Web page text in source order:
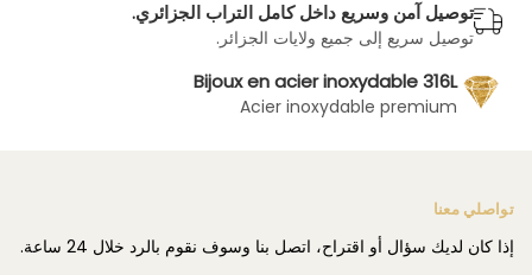
توصيل آمن وسريع داخل كامل التراب الجزائري.
توصيل سريع إلى جميع ولايات الجزائر.
Bijoux en acier inoxydable 316L
Acier inoxydable premium
تواصلي معنا
إذا كان لديك سؤال أو اقتراح، اتصل بنا وسوف نقوم بالرد خلال 24 ساعة.